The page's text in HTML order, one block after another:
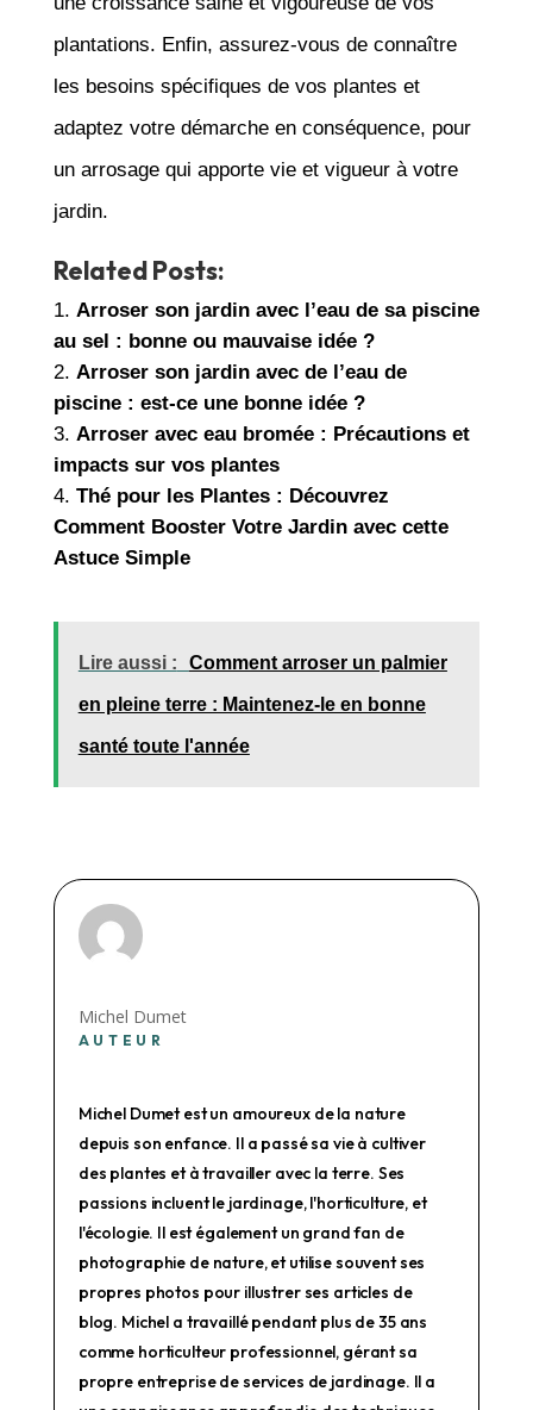
plantations. Enfin, assurez-vous de connaître
les besoins spécifiques de vos plantes et
adaptez votre démarche en conséquence, pour
un arrosage qui apporte vie et vigueur à votre
jardin.
Related Posts:
Arroser son jardin avec l’eau de sa piscine
au sel : bonne ou mauvaise idée ?
Arroser son jardin avec de l’eau de
piscine : est-ce une bonne idée ?
Arroser avec eau bromée : Précautions et
impacts sur vos plantes
Thé pour les Plantes : Découvrez
Comment Booster Votre Jardin avec cette
Astuce Simple
Lire aussi : Comment arroser un palmier
en pleine terre : Maintenez-le en bonne
santé toute l'année
Michel Dumet
AUTEUR
Michel Dumet est un amoureux de la nature
depuis son enfance. Il a passé sa vie à cultiver
des plantes et à travailler avec la terre. Ses
passions incluent le jardinage, l'horticulture, et
l'écologie. Il est également un grand fan de
photographie de nature, et utilise souvent ses
propres photos pour illustrer ses articles de
blog. Michel a travaillé pendant plus de 35 ans
comme horticulteur professionnel, gérant sa
propre entreprise de services de jardinage. Il a